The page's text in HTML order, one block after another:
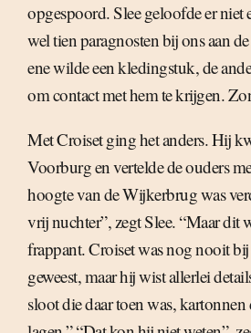
opgespoord. Slee geloofde er niet
wel tien paragnosten bij ons aan
ene wilde een kledingstuk, de
om contact met hem te krijgen.
Met Croiset ging het anders. Hij
Voorburg en vertelde de ouders
hoogte van de Wijkerbrug was
vrij nuchter”, zegt Slee. “Maar dit
frappant. Croiset was nog nooit
geweest, maar hij wist allerlei
sloot die daar toen was, kartonnen